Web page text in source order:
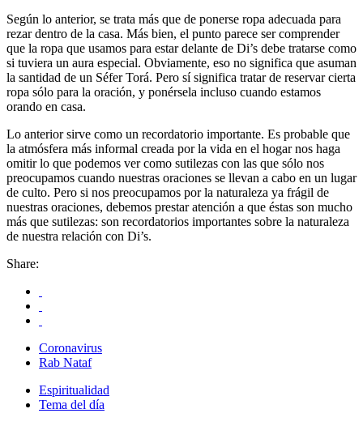
Según lo anterior, se trata más que de ponerse ropa adecuada para
rezar dentro de la casa. Más bien, el punto parece ser comprender
que la ropa que usamos para estar delante de Di’s debe tratarse como
si tuviera un aura especial. Obviamente, eso no significa que asuman
la santidad de un Séfer Torá. Pero sí significa tratar de reservar cierta
ropa sólo para la oración, y ponérsela incluso cuando estamos
orando en casa.
Lo anterior sirve como un recordatorio importante. Es probable que
la atmósfera más informal creada por la vida en el hogar nos haga
omitir lo que podemos ver como sutilezas con las que sólo nos
preocupamos cuando nuestras oraciones se llevan a cabo en un lugar
de culto. Pero si nos preocupamos por la naturaleza ya frágil de
nuestras oraciones, debemos prestar atención a que éstas son mucho
más que sutilezas: son recordatorios importantes sobre la naturaleza
de nuestra relación con Di’s.
Share:
Coronavirus
Rab Nataf
Espiritualidad
Tema del día